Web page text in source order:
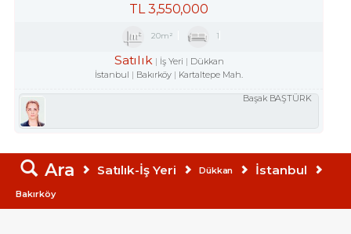
TL3,550,000
20m² 1
Satılık İş Yeri
Dükkan
İstanbul
Bakırköy Kartaltepe Mah.
Başak BAŞTÜRK
Ara Satılık-İş Yeri Dükkan İstanbul
Bakırköy